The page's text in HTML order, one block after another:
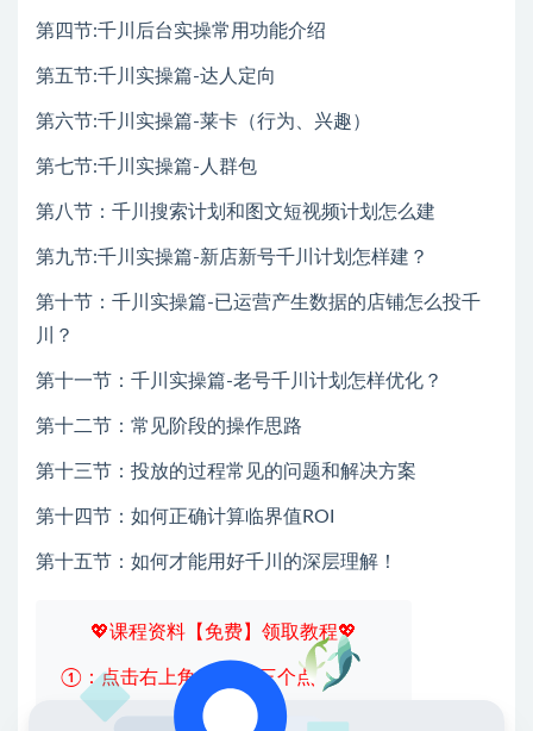
第四节:千川后台实操常用功能介绍
第五节:千川实操篇-达人定向
第六节:千川实操篇-莱卡（行为、兴趣）
第七节:千川实操篇-人群包
第八节：千川搜索计划和图文短视频计划怎么建
第九节:千川实操篇-新店新号千川计划怎样建？
第十节：千川实操篇-已运营产生数据的店铺怎么投千
川？
第十一节：千川实操篇-老号千川计划怎样优化？
第十二节：常见阶段的操作思路
第十三节：投放的过程常见的问题和解决方案
第十四节：如何正确计算临界值ROI
第十五节：如何才能用好千川的深层理解！
💖课程资料【免费】领取教程💖
①：点击右上角【 】三个点
②：选择【在浏览器打开】